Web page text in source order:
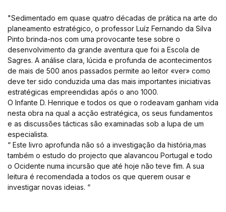
"Sedimentado em quase quatro décadas de prática na arte do
planeamento estratégico, o professor Luíz Fernando da Silva
Pinto brinda-nos com uma provocante tese sobre o
desenvolvimento da grande aventura que foi a Escola de
Sagres. A análise clara, lúcida e profunda de acontecimentos
de mais de 500 anos passados permite ao leitor «ver» como
deve ter sido conduzida uma das mais importantes iniciativas
estratégicas empreendidas após o ano 1000.
O Infante D. Henrique e todos os que o rodeavam ganham vida
nesta obra na qual a acção estratégica, os seus fundamentos
e as discussões tácticas são examinadas sob a lupa de um
especialista.
“ Este livro aprofunda não só a investigação da história,mas
também o estudo do projecto que alavancou Portugal e todo
o Ocidente numa incursão que até hoje não teve fim. A sua
leitura é recomendada a todos os que querem ousar e
investigar novas ideias. “